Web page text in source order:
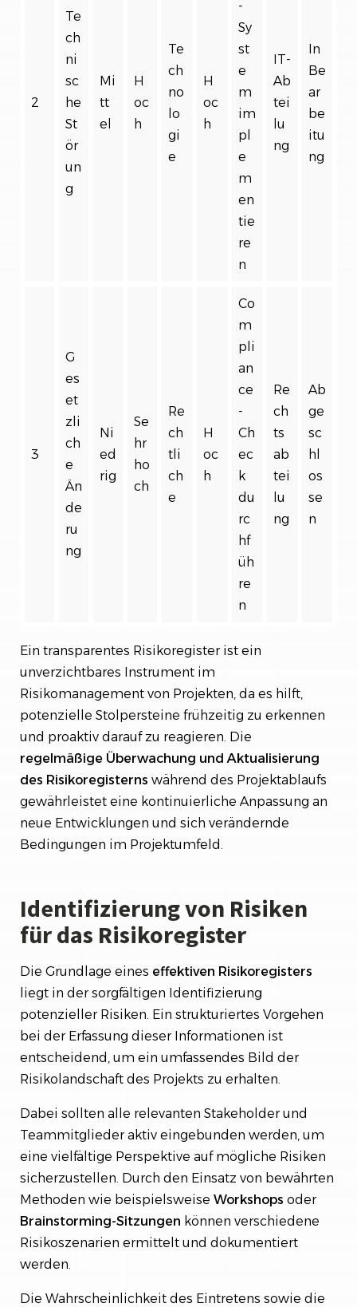
2
Te
ch
ni
sc
he
St
ör
un
g
Mi
tt
el
H
oc
h
Te
ch
no
lo
gi
e
H
oc
h
-
Sy
st
e
m
im
pl
e
m
en
tie
re
n
IT-
Ab
tei
lu
ng
In
Be
ar
be
itu
ng
3
G
es
et
zli
ch
e
Än
de
ru
ng
Ni
ed
rig
Se
hr
ho
ch
Re
ch
tli
ch
e
H
oc
h
Co
m
pli
an
ce
-
Ch
ec
k
du
rc
hf
üh
re
n
Re
ch
ts
ab
tei
lu
ng
Ab
ge
sc
hl
os
se
n
Ein transparentes Risikoregister ist ein
unverzichtbares Instrument im
Risikomanagement von Projekten, da es hilft,
potenzielle Stolpersteine frühzeitig zu erkennen
und proaktiv darauf zu reagieren. Die
regelmäßige Überwachung und Aktualisierung
des Risikoregisterns während des Projektablaufs
gewährleistet eine kontinuierliche Anpassung an
neue Entwicklungen und sich verändernde
Bedingungen im Projektumfeld.
Identifizierung von Risiken
für das Risikoregister
Die Grundlage eines effektiven Risikoregisters
liegt in der sorgfältigen Identifizierung
potenzieller Risiken. Ein strukturiertes Vorgehen
bei der Erfassung dieser Informationen ist
entscheidend, um ein umfassendes Bild der
Risikolandschaft des Projekts zu erhalten.
Dabei sollten alle relevanten Stakeholder und
Teammitglieder aktiv eingebunden werden, um
eine vielfältige Perspektive auf mögliche Risiken
sicherzustellen. Durch den Einsatz von bewährten
Methoden wie beispielsweise Workshops oder
Brainstorming-Sitzungen können verschiedene
Risikoszenarien ermittelt und dokumentiert
werden.
Die Wahrscheinlichkeit des Eintretens sowie die